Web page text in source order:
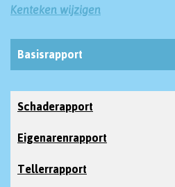
Kenteken wijzigen
Basisrapport
Schaderapport
Eigenarenrapport
Tellerrapport